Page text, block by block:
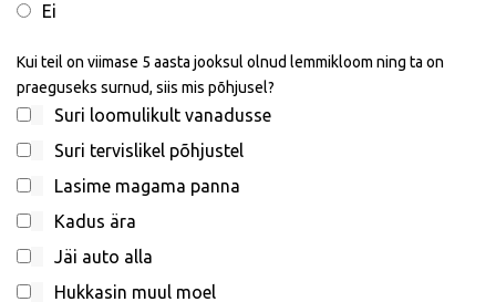
Ei
Kui teil on viimase 5 aasta jooksul olnud lemmikloom ning ta on
praeguseks surnud, siis mis põhjusel?
Suri loomulikult vanadusse
Suri tervislikel põhjustel
Lasime magama panna
Kadus ära
Jäi auto alla
Hukkasin muul moel